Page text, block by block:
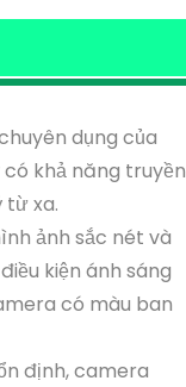
dụng của
khả năng truyền
từ xa.
ảnh sắc nét và
kiện ánh sáng
có màu ban
định, camera